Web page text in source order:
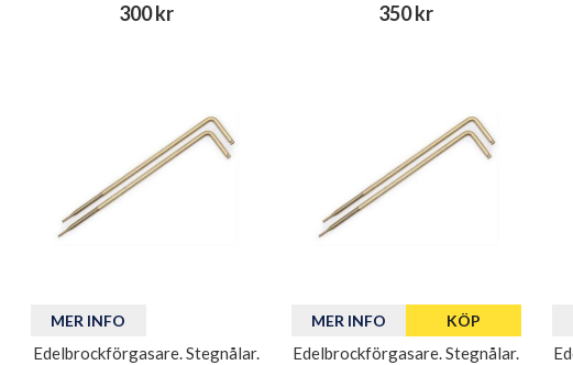
300 kr 350 kr
MER INFO
Edelbrockförgasare. Stegnålar.
MER INFO KÖP
Edelbrockförgasare. Stegnålar.